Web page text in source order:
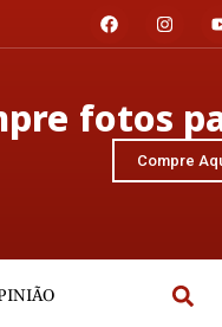
fotos
Compre